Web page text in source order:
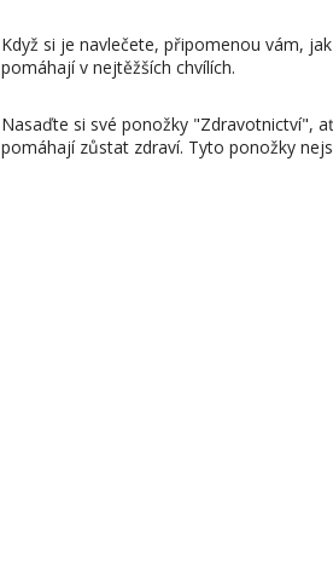
Když si je navlečete, připomenou vám,
pomáhají v nejtěžších chvílích.
Nasaďte si své ponožky "Zdravotnictví",
pomáhají zůstat zdraví. Tyto ponožky